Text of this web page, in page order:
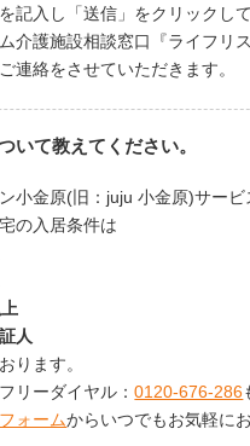
記入し「送信」をクリックし
介護施設相談窓口『ライフリ
連絡をさせていただきます。
いて教えてください。
小金原(旧：juju 小金原)サービ
の入居条件は
人
ります。
リーダイヤル：0120-676-286
ォームからいつでもお気軽に